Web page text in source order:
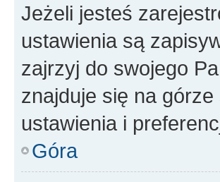
Jeżeli jesteś
ustawienia są
zajrzyj do swojego
znajduje się na
ustawienia i
Góra